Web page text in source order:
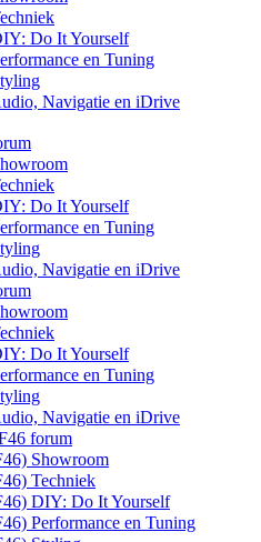
Do It Yourself
en Tuning
Navigatie en iDrive
Do It Yourself
en Tuning
Navigatie en iDrive
Do It Yourself
en Tuning
Navigatie en iDrive
forum
Showroom
Techniek
DIY: Do It Yourself
Performance en Tuning